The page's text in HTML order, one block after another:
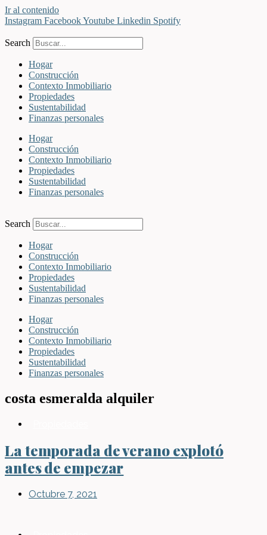
Ir al contenido
Instagram FacebookYoutube Linkedin Spotify
Search
Hogar
Construcción
Contexto Inmobiliario
Propiedades
Sustentabilidad
Finanzas personales
Hogar
Construcción
Contexto Inmobiliario
Propiedades
Sustentabilidad
Finanzas personales
Search
Hogar
Construcción
Contexto Inmobiliario
Propiedades
Sustentabilidad
Finanzas personales
Hogar
Construcción
Contexto Inmobiliario
Propiedades
Sustentabilidad
Finanzas personales
costa esmeralda alquiler
La temporada de verano explotó
antes de empezar
Octubre 7, 2021